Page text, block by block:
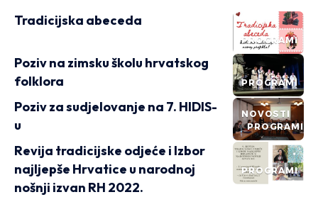
PROGRAMI
Tradicijska abeceda
PROGRAMI
Poziv na zimsku školu hrvatskog
folklora
NOVOSTI
PROGRAMI
Poziv za sudjelovanje na 7. HIDIS-
u
PROGRAMI
Revija tradicijske odjeće i Izbor
najljepše Hrvatice u narodnoj
nošnji izvan RH 2022.